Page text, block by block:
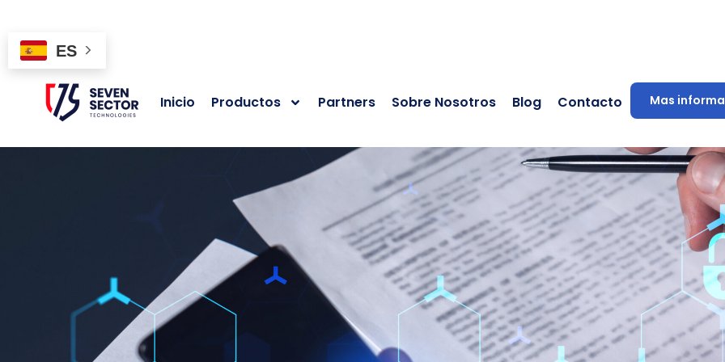
ES
Inicio Productos Partners Sobre Nosotros Blog Contacto Mas